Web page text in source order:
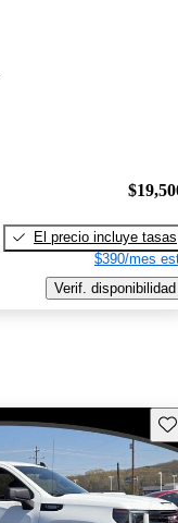
El precio incluye tasas
$390/mes
Verif. disponibilidad